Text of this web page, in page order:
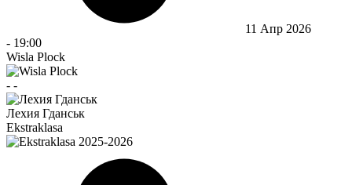
11 Апр 2026
- 19:00
Wisla Plock
- -
Лехия Гданськ
Ekstraklasa